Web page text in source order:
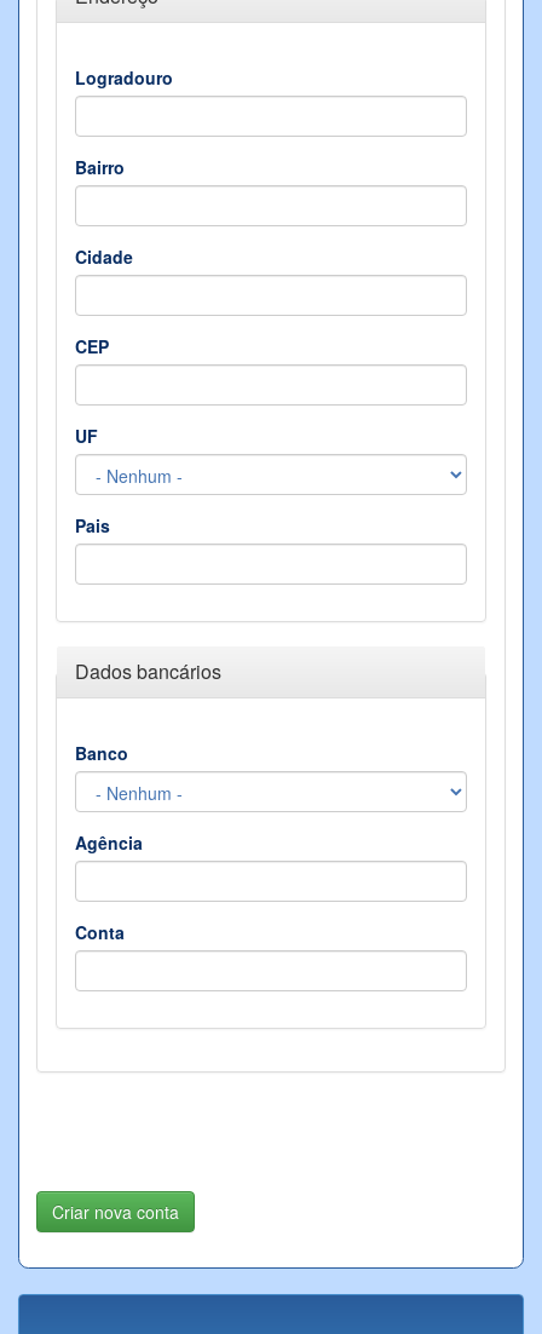
Logradouro
Bairro
Cidade
CEP
UF
Pais
Ocultar
Dados bancários
Banco
Agência
Conta
Criar nova conta